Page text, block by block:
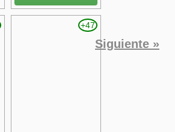
+47
Siguiente »